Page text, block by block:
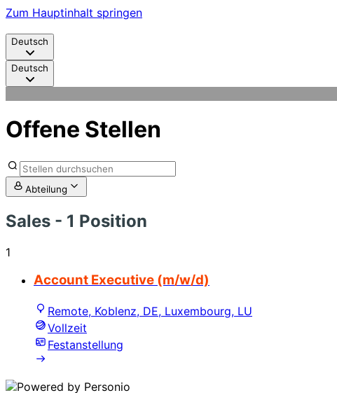
Zum Hauptinhalt springen
Deutsch
Deutsch
Offene Stellen
Abteilung
Sales - 1 Position
1
Account Executive (m/w/d)
Remote, Koblenz, DE, Luxembourg, LU
Vollzeit
Festanstellung